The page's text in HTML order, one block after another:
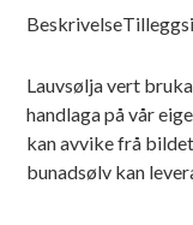
nr
antall
Beskrivelse
Lauvsølja vert
handlaga på vår
kan avvike frå
bunadsølv kan